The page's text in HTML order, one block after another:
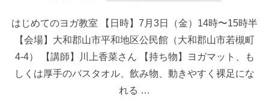
はじめてのヨガ教室 【日時】7月3日（金）14時〜15時半
【会場】大和郡山市平和地区公民館（大和郡山市若槻町
4-4） 【講師】川上香菜さん 【持ち物】ヨガマット、も
しくは厚手のバスタオル、飲み物、動きやすく裸足にな
れる …